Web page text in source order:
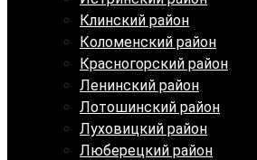
Клинский район
Коломенский район
Красногорский район
Ленинский район
Лотошинский район
Луховицкий район
Люберецкий район